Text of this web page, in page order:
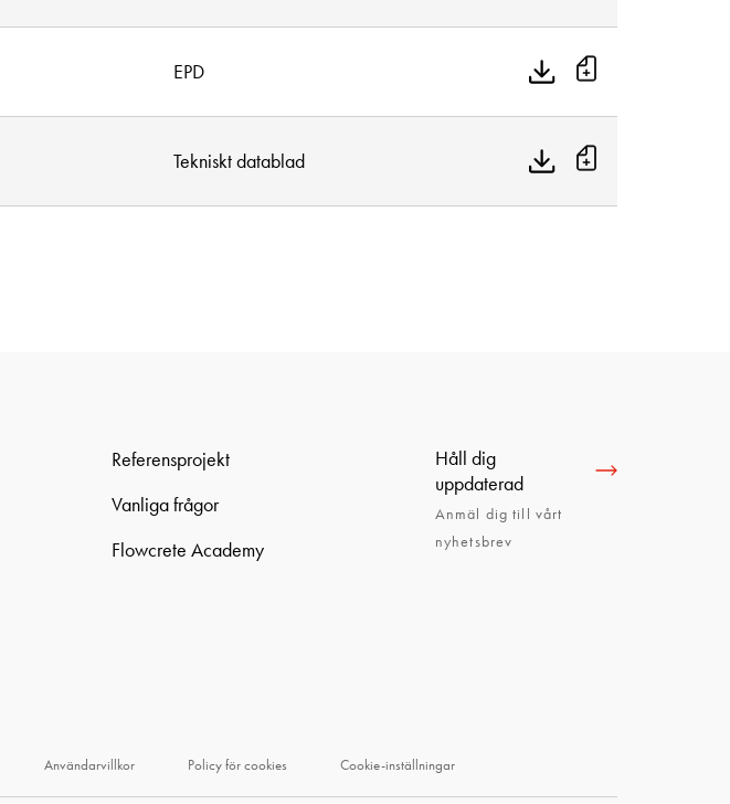
EPD
Tekniskt datablad
Referensprojekt
Vanliga frågor
Flowcrete Academy
Håll dig
uppdaterad
Anmäl dig till vårt
nyhetsbrev
Användarvillkor Policy för cookies Cookie-inställningar